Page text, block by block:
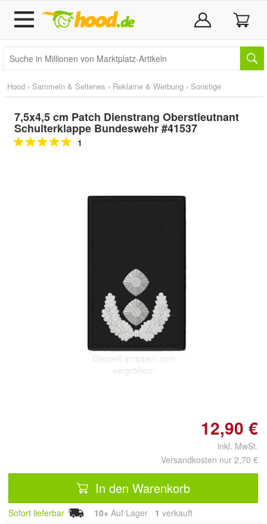
Hood › Sammeln & Seltenes › Reklame & Werbung › Sonstige
7,5x4,5 cm Patch Dienstrang Oberstleutnant
Schulterklappe Bundeswehr #41537
1
Doppelt antippen zum
vergrößern
12,90 €
inkl. MwSt.
Versandkosten nur 2,70 €
In den Warenkorb
Sofort lieferbar 10+ Auf Lager 1 verkauft